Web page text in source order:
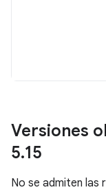
Versiones
5.15
No se admiten las